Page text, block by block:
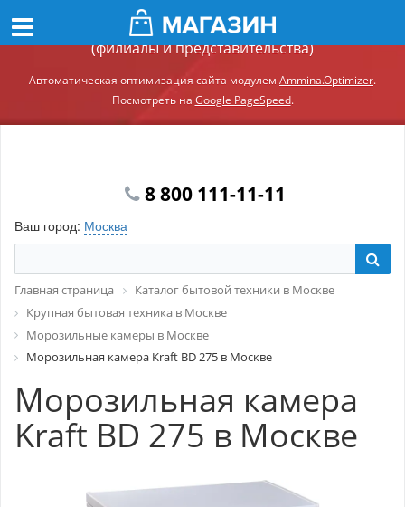
Демонстрационный сайт модуля Ammina.Регионы
(филиалы и представительства)
Автоматическая оптимизация сайта модулем Ammina.Optimizer.
Посмотреть на Google PageSpeed.
8 800 111-11-11
Ваш город: Москва
Главная страница
Каталог бытовой техники в Москве
Крупная бытовая техника в Москве
Морозильные камеры в Москве
Морозильная камера Kraft BD 275 в Москве
Морозильная камера
Kraft BD 275 в Москве